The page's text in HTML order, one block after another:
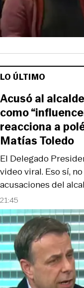
LO ÚLTIMO
21:45
El Delegado
video viral. Eso sí,
acusaciones del
Acusó al
como
reacciona a
Matías Toledo